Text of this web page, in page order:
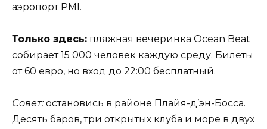
аэропорт PMI.
Только здесь: пляжная вечеринка Ocean Beat
собирает 15 000 человек каждую среду. Билеты
от 60 евро, но вход до 22:00 бесплатный.
Совет:остановись в районе Плайя-д’эн-Босса.
Десять баров, три открытых клуба и море в двух